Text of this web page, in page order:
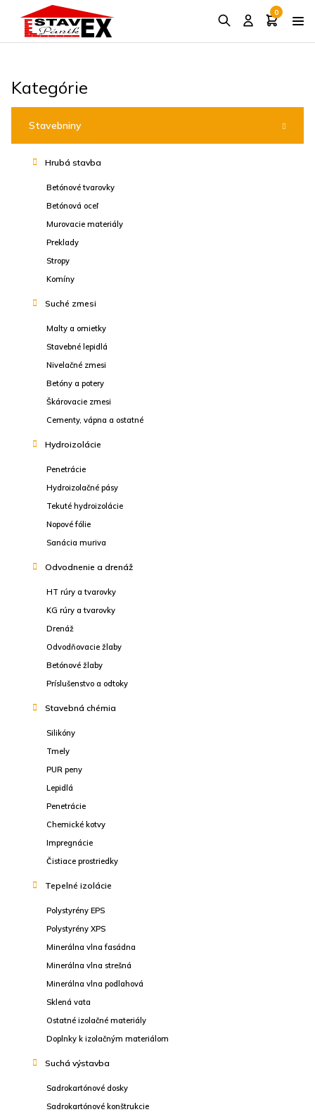
0
Kategórie
Stavebniny
Hrubá stavba
Betónové tvarovky
Betónová oceľ
Murovacie materiály
Preklady
Stropy
Komíny
Suché zmesi
Malty a omietky
Stavebné lepidlá
Nivelačné zmesi
Betóny a potery
Škárovacie zmesi
Cementy, vápna a ostatné
Hydroizolácie
Penetrácie
Hydroizolačné pásy
Tekuté hydroizolácie
Nopové fólie
Sanácia muriva
Odvodnenie a drenáž
HT rúry a tvarovky
KG rúry a tvarovky
Drenáž
Odvodňovacie žlaby
Betónové žlaby
Príslušenstvo a odtoky
Stavebná chémia
Silikóny
Tmely
PUR peny
Lepidlá
Penetrácie
Chemické kotvy
Impregnácie
Čistiace prostriedky
Tepelné izolácie
Polystyrény EPS
Polystyrény XPS
Minerálna vlna fasádna
Minerálna vlna strešná
Minerálna vlna podlahová
Sklená vata
Ostatné izolačné materiály
Doplnky k izolačným materiálom
Suchá výstavba
Sadrokartónové dosky
Sadrokartónové konštrukcie